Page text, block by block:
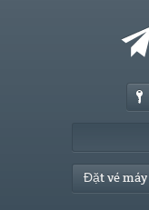
Đặt vé máy